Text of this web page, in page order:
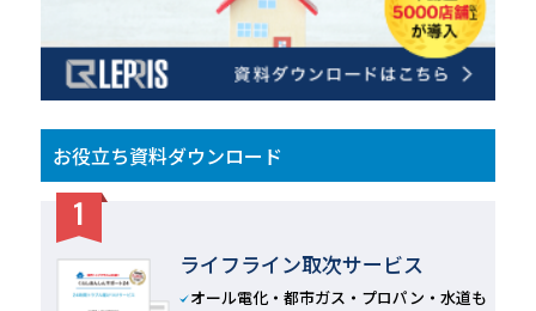
お役立ち資料ダウンロード
ライフライン取次サービス
オール電化・都市ガス・プロパン・水道も